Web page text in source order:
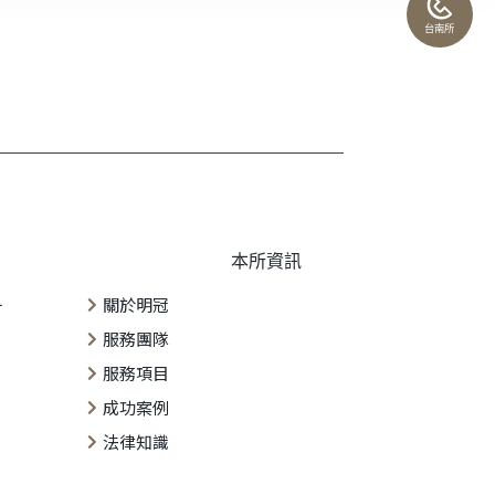
台南所
本所資訊
關於明冠
服務團隊
服務項目
成功案例
法律知識